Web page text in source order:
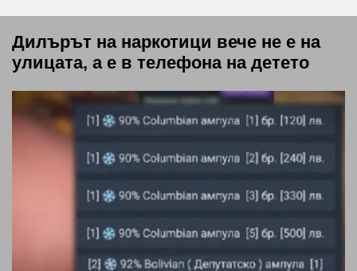
Дилърът на наркотици вече не е на
улицата, а е в телефона на детето